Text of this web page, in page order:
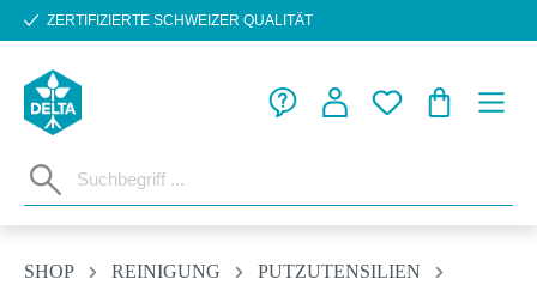
Zum Hauptinhalt springen
ZERTIFIZIERTE SCHWEIZER QUALITÄT
SHOP REINIGUNG
PUTZUTENSILIEN